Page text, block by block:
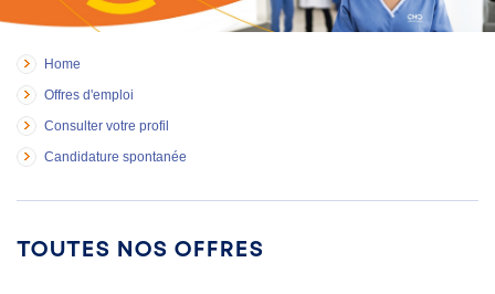
Home
Offres d'emploi
Consulter votre profil
Candidature spontanée
Toutes nos offres